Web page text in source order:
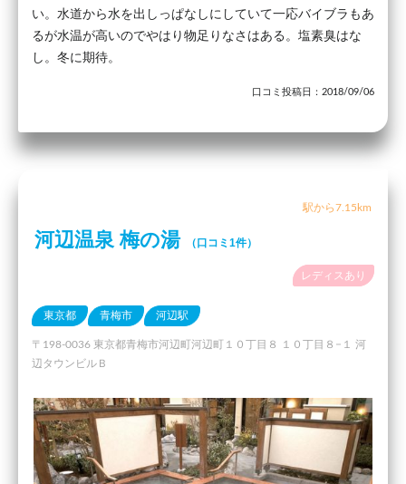
い。水道から水を出しっぱなしにしていて一応バイブラもあ
るが水温が高いのでやはり物足りなさはある。塩素臭はな
し。冬に期待。
口コミ投稿日：2018/09/06
駅から7.15km
河辺温泉 梅の湯 （口コミ1件）
レディスあり
東京都 青梅市 河辺駅
〒198-0036 東京都青梅市河辺町河辺町１０丁目８ １０丁目８−１ 河
辺タウンビルＢ